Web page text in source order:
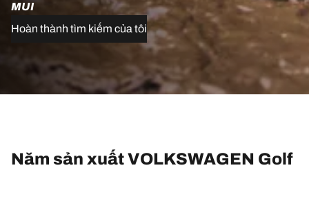
MUI
Hoàn thành tìm kiếm của tôi
Năm sản xuất VOLKSWAGEN Golf